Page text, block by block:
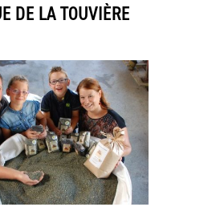
DE LA TOUVIÈRE